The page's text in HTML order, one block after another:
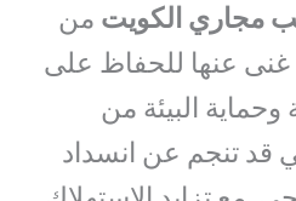
مجاري الكويت من
غنى عنها للحفاظ على
وحماية البيئة من
قد تنجم عن انسداد